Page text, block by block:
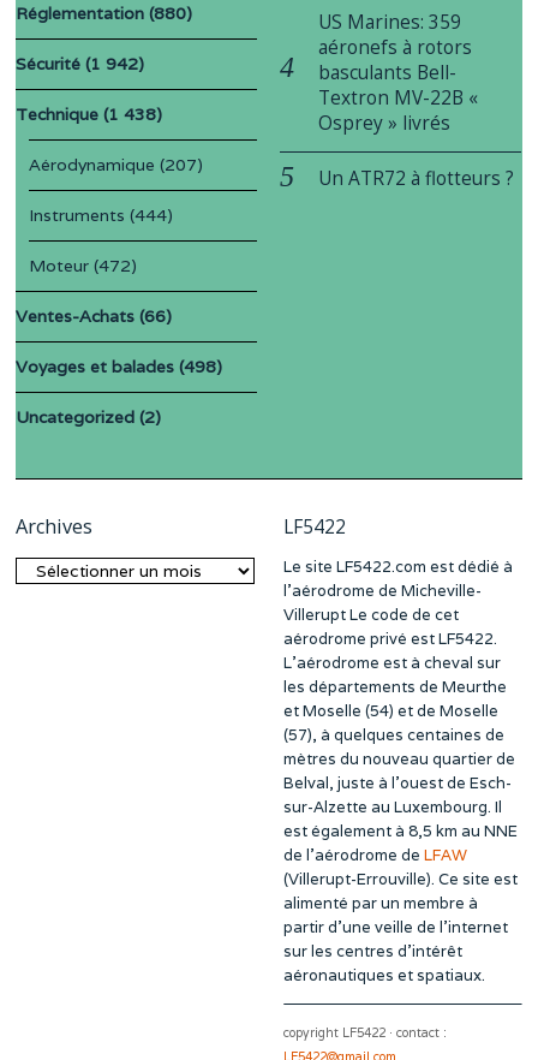
Réglementation (880)
Sécurité (1 942)
Technique (1 438)
Aérodynamique (207)
Instruments (444)
Moteur (472)
Ventes-Achats (66)
Voyages et balades (498)
Uncategorized (2)
US Marines: 359
aéronefs à rotors
basculants Bell-
Textron MV-22B «
Osprey » livrés
Un ATR72 à flotteurs ?
Archives
Archives
LF5422
Le site LF5422.com est dédié à
l’aérodrome de Micheville-
Villerupt Le code de cet
aérodrome privé est LF5422.
L’aérodrome est à cheval sur
les départements de Meurthe
et Moselle (54) et de Moselle
(57), à quelques centaines de
mètres du nouveau quartier de
Belval, juste à l’ouest de Esch-
sur-Alzette au Luxembourg. Il
est également à 8,5 km au NNE
de l’aérodrome de LFAW
(Villerupt-Errouville). Ce site est
alimenté par un membre à
partir d’une veille de l’internet
sur les centres d’intérêt
aéronautiques et spatiaux.
copyright LF5422 · contact :